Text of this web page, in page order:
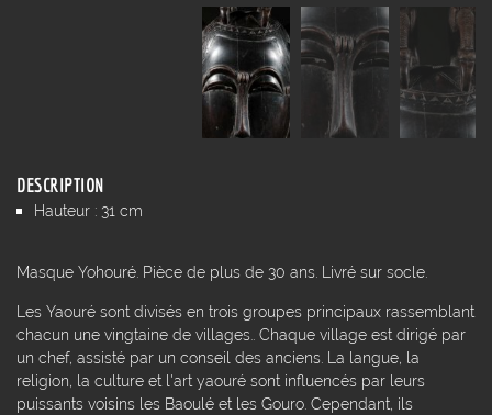
DESCRIPTION
Hauteur : 31 cm
Masque Yohouré. Pièce de plus de 30 ans. Livré sur socle.
Les Yaouré sont divisés en trois groupes principaux rassemblant
chacun une vingtaine de villages.. Chaque village est dirigé par
un chef, assisté par un conseil des anciens. La langue, la
religion, la culture et l'art yaouré sont influencés par leurs
puissants voisins les Baoulé et les Gouro. Cependant, ils